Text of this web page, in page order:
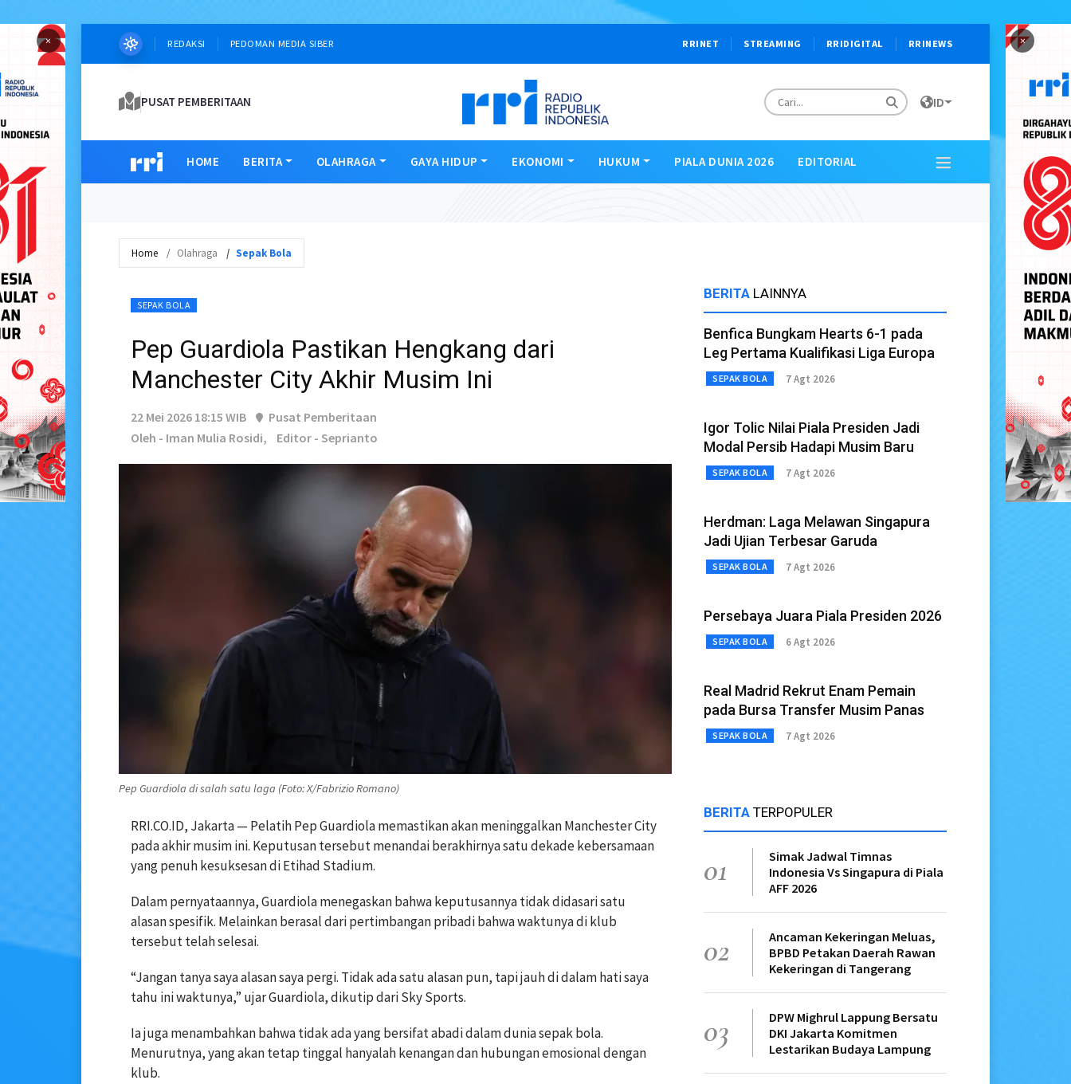
× ×
REDAKSI PEDOMAN MEDIA SIBER RRINET STREAMING RRIDIGITAL RRINEWS
PUSAT PEMBERITAAN ID
HOME BERITA OLAHRAGA GAYA HIDUP EKONOMI HUKUM PIALA DUNIA 2026 EDITORIAL
Home Olahraga Sepak Bola
SEPAK BOLA
Pep Guardiola Pastikan Hengkang dari
Manchester City Akhir Musim Ini
22 Mei 2026 18:15 WIB
Pusat Pemberitaan
Oleh - Iman Mulia Rosidi,
Editor - Seprianto
Pep Guardiola di salah satu laga (Foto: X/Fabrizio Romano)
RRI.CO.ID, Jakarta — Pelatih Pep Guardiola memastikan akan meninggalkan Manchester City
pada akhir musim ini. Keputusan tersebut menandai berakhirnya satu dekade kebersamaan
yang penuh kesuksesan di Etihad Stadium.
Dalam pernyataannya, Guardiola menegaskan bahwa keputusannya tidak didasari satu
alasan spesifik. Melainkan berasal dari pertimbangan pribadi bahwa waktunya di klub
tersebut telah selesai.
“Jangan tanya saya alasan saya pergi. Tidak ada satu alasan pun, tapi jauh di dalam hati saya
tahu ini waktunya,” ujar Guardiola, dikutip dari Sky Sports.
Ia juga menambahkan bahwa tidak ada yang bersifat abadi dalam dunia sepak bola.
Menurutnya, yang akan tetap tinggal hanyalah kenangan dan hubungan emosional dengan
klub.
BERITA LAINNYA
Benfica Bungkam Hearts 6-1 pada
Leg Pertama Kualifikasi Liga Europa
SEPAK BOLA 7 Agt 2026
Igor Tolic Nilai Piala Presiden Jadi
Modal Persib Hadapi Musim Baru
SEPAK BOLA 7 Agt 2026
Herdman: Laga Melawan Singapura
Jadi Ujian Terbesar Garuda
SEPAK BOLA 7 Agt 2026
Persebaya Juara Piala Presiden 2026
SEPAK BOLA 6 Agt 2026
Real Madrid Rekrut Enam Pemain
pada Bursa Transfer Musim Panas
SEPAK BOLA 7 Agt 2026
BERITA TERPOPULER
01
Simak Jadwal Timnas
Indonesia Vs Singapura di Piala
AFF 2026
02
Ancaman Kekeringan Meluas,
BPBD Petakan Daerah Rawan
Kekeringan di Tangerang
03
DPW Mighrul Lappung Bersatu
DKI Jakarta Komitmen
Lestarikan Budaya Lampung